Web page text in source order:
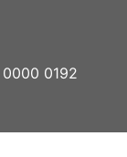
0192